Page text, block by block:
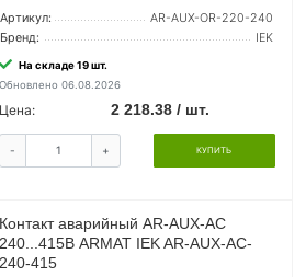
Артикул:
AR-AUX-OR-220-240
Бренд:
IEK
На складе 19 шт.
Обновлено 06.08.2026
Цена: 2 218.38 / шт.
- + КУПИТЬ
Контакт аварийный AR-AUX-AC
240...415В ARMAT IEK AR-AUX-AC-
240-415